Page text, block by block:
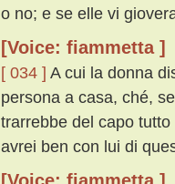
o no; e se elle vi
[Voice: fiammetta ]
[ 034 ] A cui la donna
persona a casa, ché,
trarrebbe del capo
avrei ben con lui di